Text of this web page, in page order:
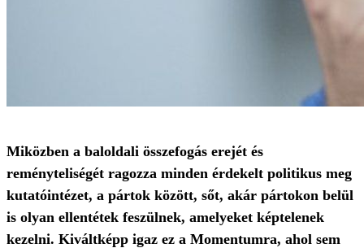
Miközben a baloldali összefogás erejét és
reményteliségét ragozza minden érdekelt politikus meg
kutatóintézet, a pártok között, sőt, akár pártokon belül
is olyan ellentétek feszülnek, amelyeket képtelenek
kezelni. Kiváltképp igaz ez a Momentumra, ahol sem